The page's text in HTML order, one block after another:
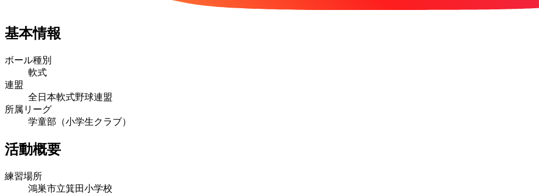
基本情報
ボール種別
軟式
連盟
全日本軟式野球連盟
所属リーグ
学童部（小学生クラブ）
活動概要
練習場所
鴻巣市立箕田小学校